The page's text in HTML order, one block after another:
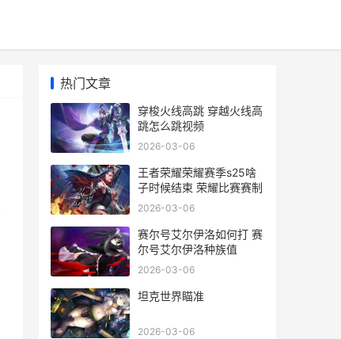
热门文章
穿梭火线高跳 穿越火线高
跳怎么跳视频
2026-03-06
王者荣耀荣耀赛季s25啥
子时候结束 荣耀比赛赛制
2026-03-06
赛尔号艾尔伊洛如何打 赛
尔号艾尔伊洛种族值
2026-03-06
坦克世界瞄准
2026-03-06